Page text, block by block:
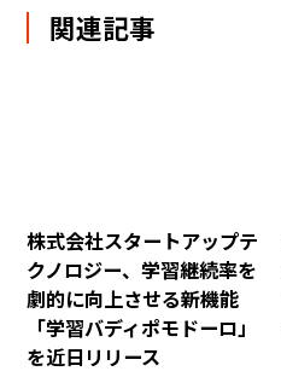
関連記事
株式会社スタートアップテ
クノロジー、学習継続率を
劇的に向上させる新機能
「学習バディポモドーロ」
を近日リリース